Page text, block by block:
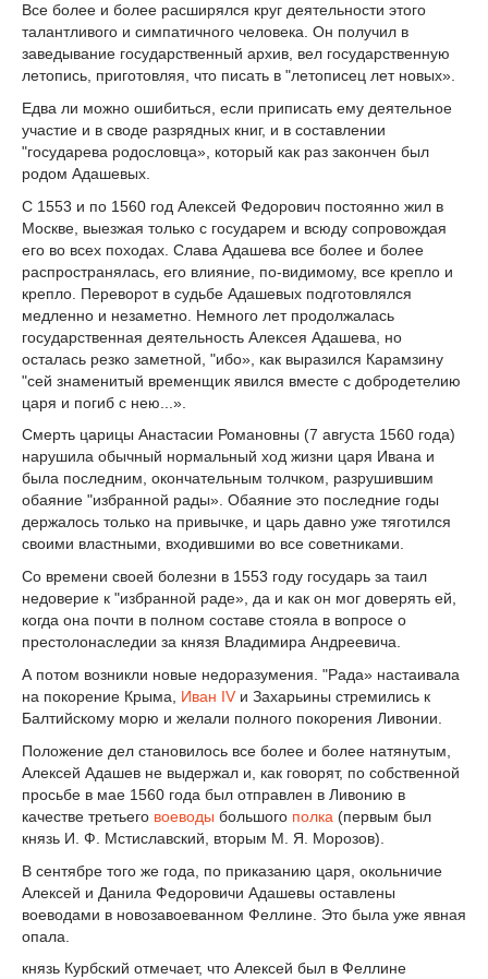
Все более и более расширялся круг деятельности этого
талантливого и симпатичного человека. Он получил в
заведывание государственный архив, вел государственную
летопись, приготовляя, что писать в "летописец лет новых».
Едва ли можно ошибиться, если приписать ему деятельное
участие и в своде разрядных книг, и в составлении
"государева родословца», который как раз закончен был
родом Адашевых.
С 1553 и по 1560 год Алексей Федорович постоянно жил в
Москве, выезжая только с государем и всюду сопровождая
его во всех походах. Слава Адашева все более и более
распространялась, его влияние, по-видимому, все крепло и
крепло. Переворот в судьбе Адашевых подготовлялся
медленно и незаметно. Немного лет продолжалась
государственная деятельность Алексея Адашева, но
осталась резко заметной, "ибо», как выразился Карамзину
"сей знаменитый временщик явился вместе с добродетелию
царя и погиб с нею...».
Смерть царицы Анастасии Романовны (7 августа 1560 года)
нарушила обычный нормальный ход жизни царя Ивана и
была последним, окончательным толчком, разрушившим
обаяние "избранной рады». Обаяние это последние годы
держалось только на привычке, и царь давно уже тяготился
своими властными, входившими во все советниками.
Со времени своей болезни в 1553 году государь за таил
недоверие к "избранной раде», да и как он мог доверять ей,
когда она почти в полном составе стояла в вопросе о
престолонаследии за князя Владимира Андреевича.
А потом возникли новые недоразумения. "Рада» настаивала
на покорение Крыма, Иван IV и Захарьины стремились к
Балтийскому морю и желали полного покорения Ливонии.
Положение дел становилось все более и более натянутым,
Алексей Адашев не выдержал и, как говорят, по собственной
просьбе в мае 1560 года был отправлен в Ливонию в
качестве третьего воеводы большого полка (первым был
князь И. Ф. Мстиславский, вторым М. Я. Морозов).
В сентябре того же года, по приказанию царя, окольничие
Алексей и Данила Федоровичи Адашевы оставлены
воеводами в новозавоеванном Феллине. Это была уже явная
опала.
князь Курбский отмечает, что Алексей был в Феллине